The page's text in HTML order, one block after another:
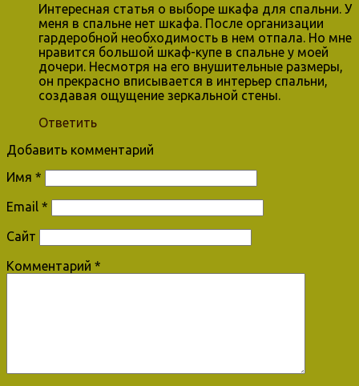
Интересная статья о выборе шкафа для спальни. У
меня в спальне нет шкафа. После организации
гардеробной необходимость в нем отпала. Но мне
нравится большой шкаф-купе в спальне у моей
дочери. Несмотря на его внушительные размеры,
он прекрасно вписывается в интерьер спальни,
создавая ощущение зеркальной стены.
Ответить
Добавить комментарий
Имя *
Email *
Сайт
Комментарий *